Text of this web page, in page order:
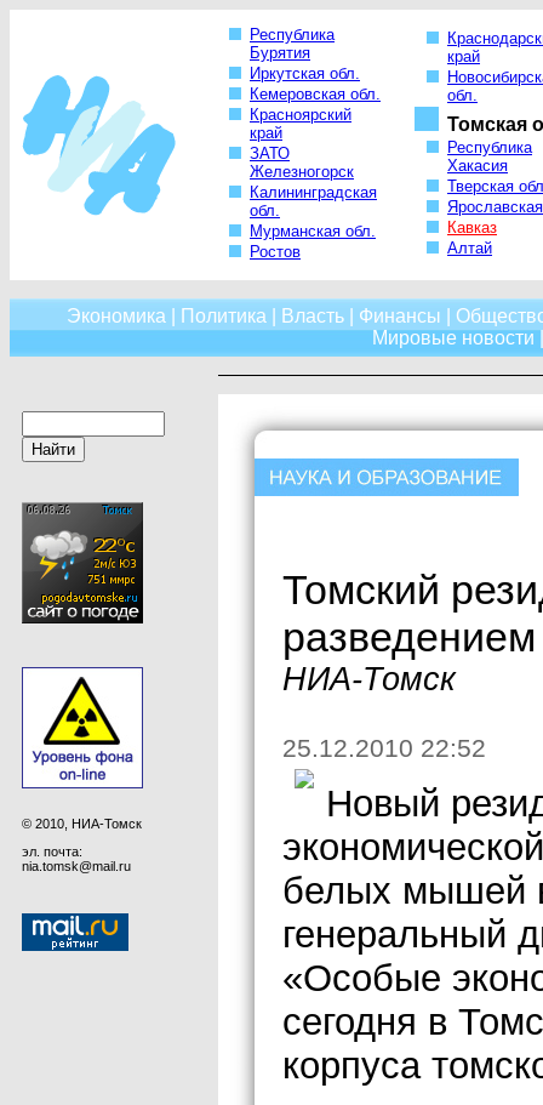
Республика
Бурятия
Иркутская обл.
Кемеровская обл.
Красноярский
край
ЗАТО
Железногорск
Калининградская
обл.
Мурманская обл.
Ростов
край
обл.
Томская
Республика
Хакасия
Тверская
Кавказ
Алтай
Экономика Политика Власть Финансы
Мировые новости
© 2010, НИА-Томск
эл. почта:
nia.tomsk@mail.ru
Томский
НИА-Томск
25.12.2010 22:52
Новый
белых мышей
генеральный
«Особые
сегодня в
корпуса